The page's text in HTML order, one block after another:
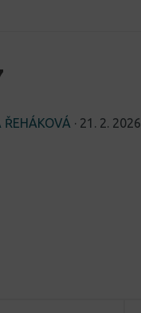
ŘEHÁKOVÁ · 21. 2. 2026